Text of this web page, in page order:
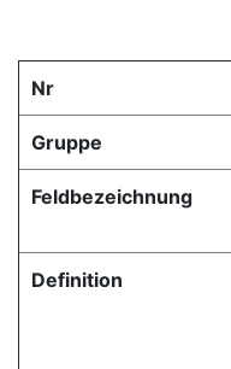
Nr
Gruppe
Feldbezeichnung
Definition